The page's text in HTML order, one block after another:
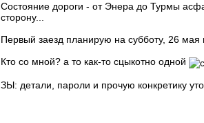
Состояние дороги - от Энера до Турмы
сторону...
Первый заезд планирую на субботу, 26 мая
Кто со мной? а то как-то сцыкотно одной
ЗЫ: детали, пароли и прочую конкретику